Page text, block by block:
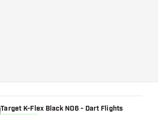
Target K-Flex Black NO6 - Dart Flights